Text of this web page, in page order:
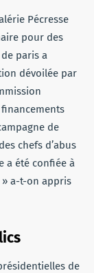
Pécresse
pour des
paris a
dévoilée par
de
chefs d’abus
a été confiée à
a-t-on appris
de